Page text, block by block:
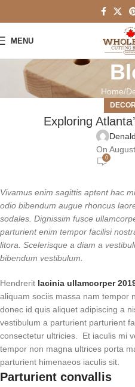
MENU
Home
Exploring
On
0
Vivamus enim sagittis aptent hac
odio bibendum augue rhoncus
sodales. Dignissim fusce
parturient enim tempor facilisi
litora. Scelerisque a diam a
bibendum vestibulum.
Hendrerit lacinia ullamcorper
aliquam sociis massa nam tempor
donec id quis aliquet adipiscing a
vestibulum a parturient parturient
consectetur ultricies. Et iaculis mi
tempor non magna ultrices porta
parturient himenaeos iaculis sit.
Parturient convallis